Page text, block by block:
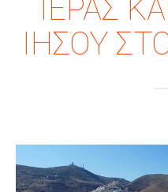
ΙΕΡΆΣ
ΙΗΣΟΎ